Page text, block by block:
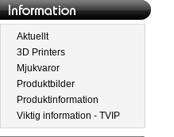
Aktuellt
3D Printers
Mjukvaror
Produktbilder
Produktinformation
Viktig information - TVIP